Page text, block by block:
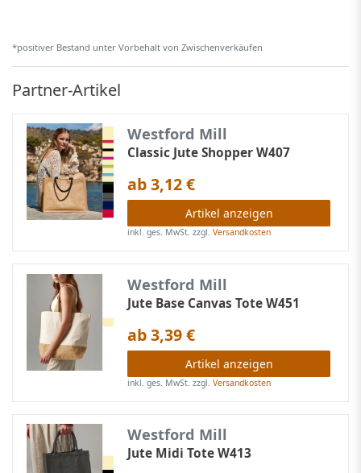
*positiver Bestand unter Vorbehalt von Zwischenverkäufen
Partner-Artikel
Westford Mill
Classic Jute Shopper W407
ab 3,12 €
Artikel anzeigen
inkl. ges. MwSt. zzgl.Versandkosten
Westford Mill
Jute Base Canvas Tote W451
ab 3,39 €
Artikel anzeigen
inkl. ges. MwSt. zzgl.Versandkosten
Westford Mill
Jute Midi Tote W413